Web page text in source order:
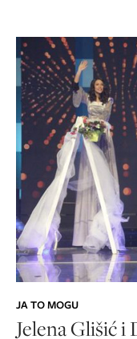
JA TO MOGU
Jelena Glišić i